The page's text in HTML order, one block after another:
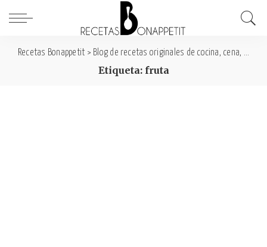
Recetas Bonappetit > Blog de recetas originales de cocina, cena, comida y desayuno
Etiqueta: fruta